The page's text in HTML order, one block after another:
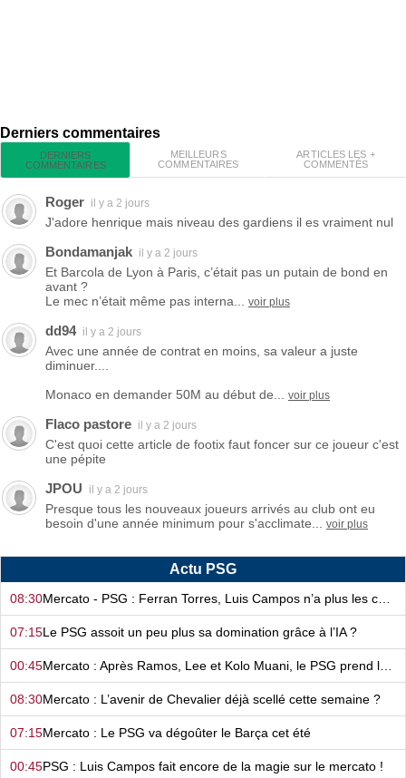
Derniers commentaires
DERNIERS
COMMENTAIRES
MEILLEURS
COMMENTAIRES
ARTICLES LES +
COMMENTÉS
Roger il y a 2 jours
J'adore henrique mais niveau des gardiens il es vraiment nul
Bondamanjak il y a 2 jours
Et Barcola de Lyon à Paris, c’était pas un putain de bond en
avant ?
Le mec n’était même pas interna...
voir plus
dd94 il y a 2 jours
Avec une année de contrat en moins, sa valeur a juste
diminuer....
Monaco en demander 50M au début de...
voir plus
Flaco pastore il y a 2 jours
C'est quoi cette article de footix faut foncer sur ce joueur c'est
une pépite
JPOU il y a 2 jours
Presque tous les nouveaux joueurs arrivés au club ont eu
besoin d'une année minimum pour s'acclimate...
voir plus
Actu PSG
08:30
07:15Le PSG assoit un peu plus sa domination grâce à l’IA ?
00:45
08:30Mercato : L’avenir de Chevalier déjà scellé cette semaine ?
07:15Mercato : Le PSG va dégoûter le Barça cet été
00:45PSG : Luis Campos fait encore de la magie sur le mercato !